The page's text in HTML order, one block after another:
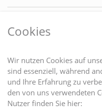
EINKAUFEN
Cookies
Wir nutzen Cookies auf
sind essenziell, während
und Ihre Erfahrung zu
den von uns verwendeten
Nutzer finden Sie hier: